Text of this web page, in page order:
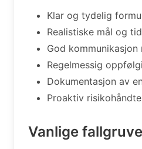
Klar og tydelig
Realistiske mål og
God
Regelmessig
Dokumentasjon av
Proaktiv
Vanlige